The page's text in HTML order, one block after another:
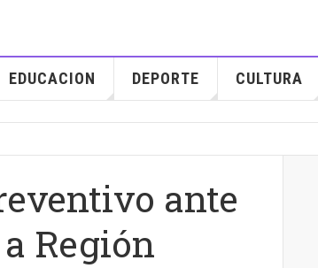
EDUCACION DEPORTE CULTURA
ante
Región